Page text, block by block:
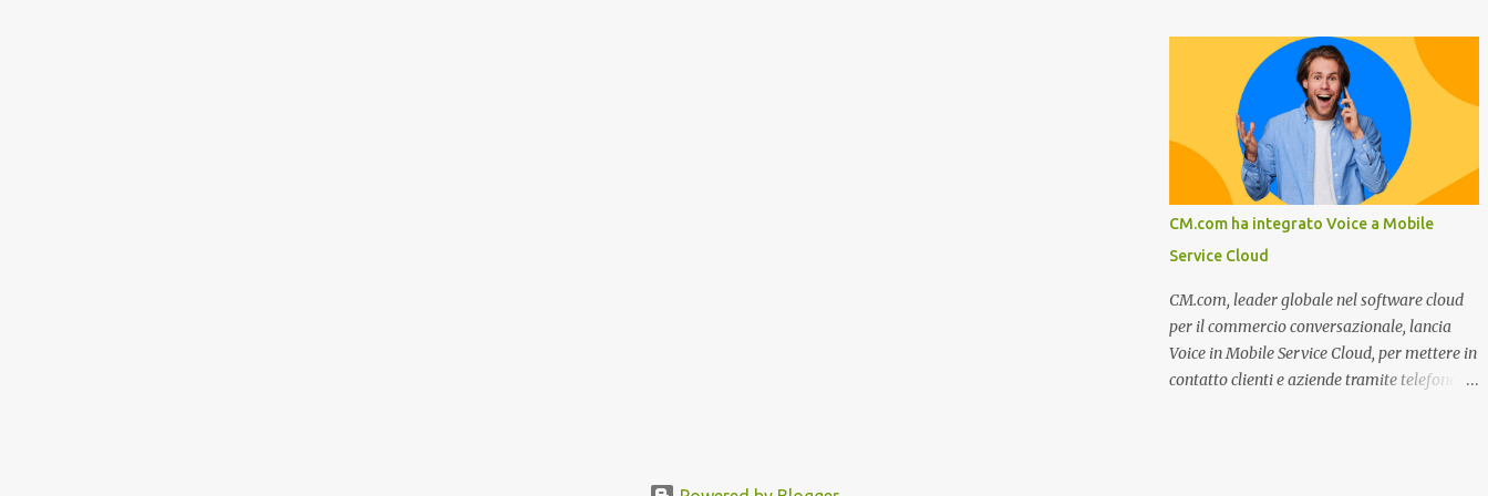
su come rispondere alle aspettative del c...
Novembre e per tutto il mese di Dicembre il
portale e motore di ricerca aziendale
caminisulweb.it , specializzato nel campo
degli impianti di riscaldamento, stufe e
camini, e fumisteria in generale offre la
registrazione gratuita a vantaggio di tutte le
aziende operanti nel settore. E’ possibile
infatti all’interno del sito inserire
gratuitamente i propri dati aziendali,
indirizzi, recapiti, recensione (che verrà
corretta, migliorata e modificata
all’occorrenza da redattori specializzati),
immagini dei prodotti e fino a un massimo
CM.com ha integrato Voice a Mobile
Service Cloud
CM.com, leader globale nel software cloud
per il commercio conversazionale, lancia
Voice in Mobile Service Cloud, per mettere in
contatto clienti e aziende tramite telefono e